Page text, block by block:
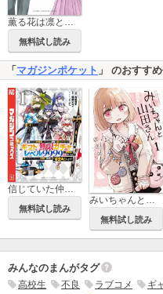
薫る花は凛と咲く 分冊版
無料試し読み
「 マガジンポケット 」 のおすす
信じていた仲間達にダンジョン奥地で殺されかけたがギフト『無限ガチャ』でレベル9999の仲間達を手に入れて元パーティーメンバーと世界に復讐＆『ざまぁ！』します！
無料試し読み
みいちゃんと山田さん
無料試し読み
みんなのまんがタグ
高校生 不良 ラブコメ ギ